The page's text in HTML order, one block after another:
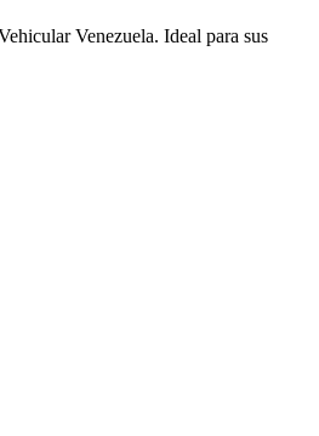
Venezuela. Ideal para sus